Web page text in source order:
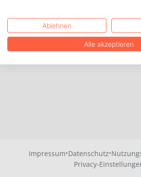
Impressum·Datenschutz·
Privacy-
Ablehnen
Alle akzeptieren